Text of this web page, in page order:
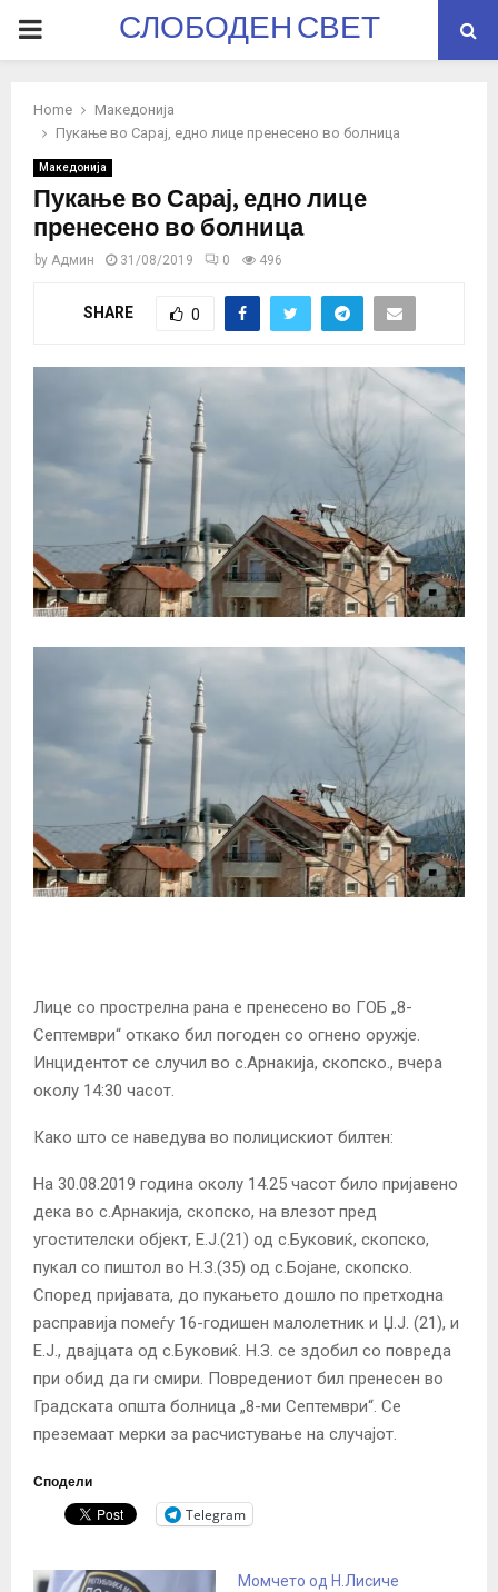
PRIMARYСЛОБОДЕН СВЕТ
Home
Македонија
Пукање во Сарај, едно лице пренесено во болница
Македонија
Пукање во Сарај, едно лице
пренесено во болница
by Админ 31/08/2019 0 496
SHARE 0
Лице со прострелна рана е пренесено во ГОБ „8-
Септември“ откако бил погоден со огнено оружје.
Инцидентот се случил во с.Арнакија, скопско., вчера
околу 14:30 часот.
Како што се наведува во полицискиот билтен:
На 30.08.2019 година околу 14.25 часот било пријавено
дека во с.Арнакија, скопско, на влезот пред
угостителски објект, Е.Ј.(21) од с.Буковиќ, скопско,
пукал со пиштол во Н.З.(35) од с.Бојане, скопско.
Според пријавата, до пукањето дошло по претходна
расправија помеѓу 16-годишен малолетник и Џ.Ј. (21), и
Е.Ј., двајцата од с.Буковиќ. Н.З. се здобил со повреда
при обид да ги смири. Повредениот бил пренесен во
Градската општа болница „8-ми Септември“. Се
преземаат мерки за расчистување на случајот.
Сподели
Telegram
Момчето од Н.Лисиче